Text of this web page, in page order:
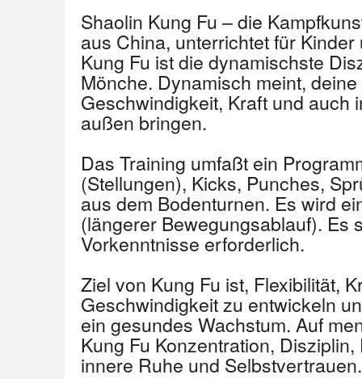
Shaolin Kung Fu – die
aus China, unterrichtet für
Kung Fu ist die dynamischste
Mönche. Dynamisch meint,
Geschwindigkeit, Kraft und auch
außen bringen.
Das Training umfaßt ein
(Stellungen), Kicks, Punches,
aus dem Bodenturnen. Es wird
(längerer Bewegungsablauf). Es
Vorkenntnisse erforderlich.
Ziel von Kung Fu ist, Flexibilität,
Geschwindigkeit zu entwickeln
ein gesundes Wachstum. Auf
Kung Fu Konzentration,
innere Ruhe und Selbstvertrauen.